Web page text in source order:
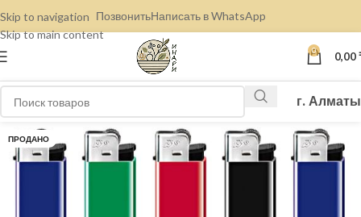
Skip to navigation
Skip to main content
ПозвонитьНаписать в WhatsApp
0 0,00
г. Алматы
ПРОДАНО